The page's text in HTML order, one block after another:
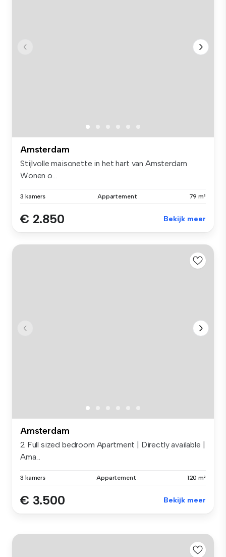
Amsterdam
Stijlvolle maisonette in het hart van Amsterdam
Wonen o...
3 kamers Appartement 79 m²
€ 2.850 Bekijk meer
Amsterdam
2 Full sized bedroom Apartment | Directly available |
Ama...
3 kamers Appartement 120 m²
€ 3.500 Bekijk meer